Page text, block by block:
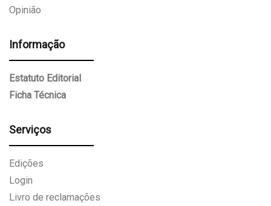
Opinião
Informação
Estatuto Editorial
Ficha Técnica
Serviços
Edições
Login
Livro de reclamações